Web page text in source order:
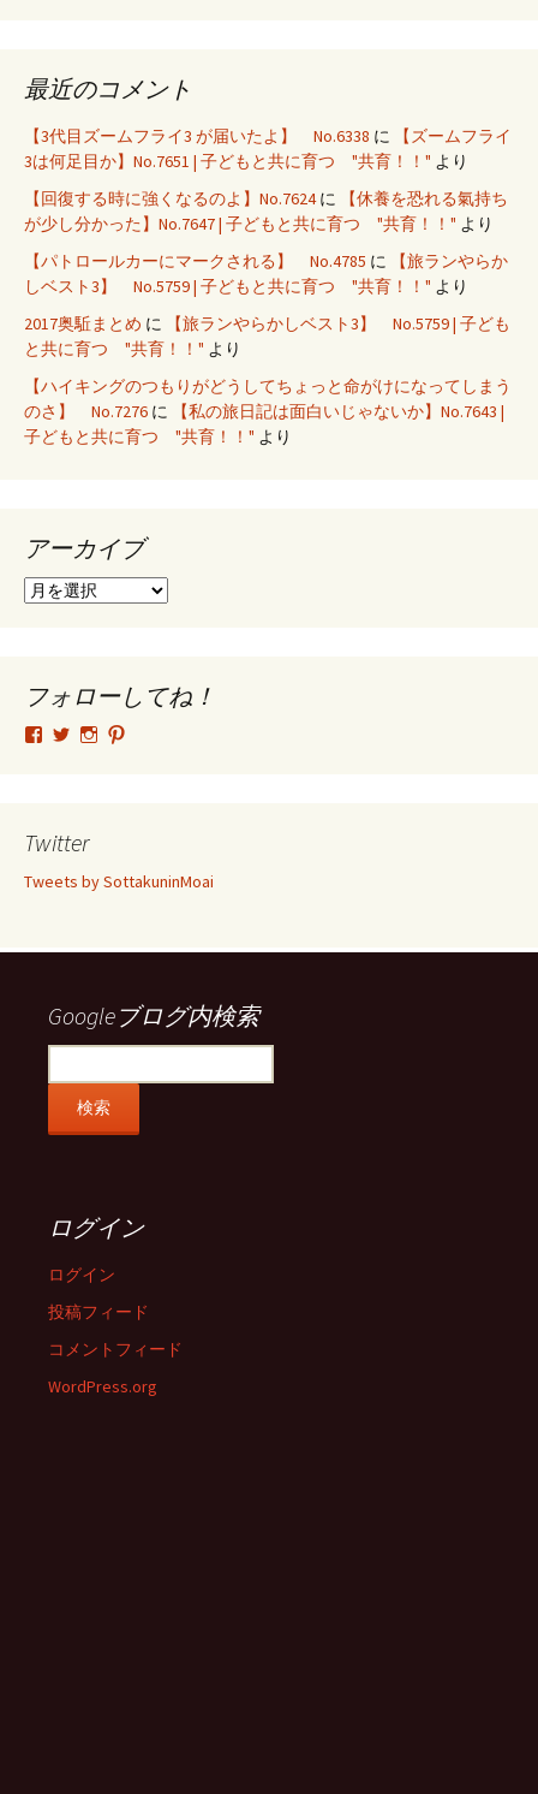
最近のコメント
【3代目ズームフライ3 が届いたよ】 No.6338 に
【ズームフライ
3は何足目か】No.7651 | 子どもと共に育つ "共育！！" より
【回復する時に強くなるのよ】No.7624に
【休養を恐れる氣持ち
が少し分かった】No.7647 | 子どもと共に育つ "共育！！" より
【パトロールカーにマークされる】 No.4785 に
【旅ランやらか
しベスト3】 No.5759 | 子どもと共に育つ "共育！！" より
2017奥駈まとめ に
【旅ランやらかしベスト3】 No.5759 | 子ども
と共に育つ "共育！！" より
【ハイキングのつもりがどうしてちょっと命がけになってしまう
のさ】 No.7276 に
【私の旅日記は面白いじゃないか】No.7643 |
子どもと共に育つ "共育！！" より
アーカイブ
ア
ブ
フォローしてね！
tsutomu.hattori.33
フ
ー
SottakuninMoai
フ
ー
tsutomu.hattori.33
ー ー
示
Twitter
Tweets by SottakuninMoai
Googleブログ内検索
ログイン
ログイン
投稿フィード
コメントフィード
WordPress.org